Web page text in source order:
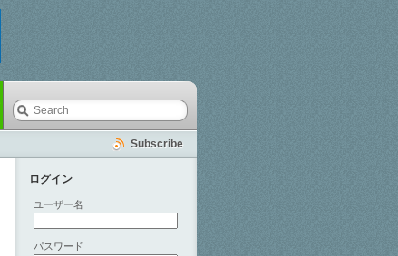
Subscribe
ログイン
ユーザー名
パスワード